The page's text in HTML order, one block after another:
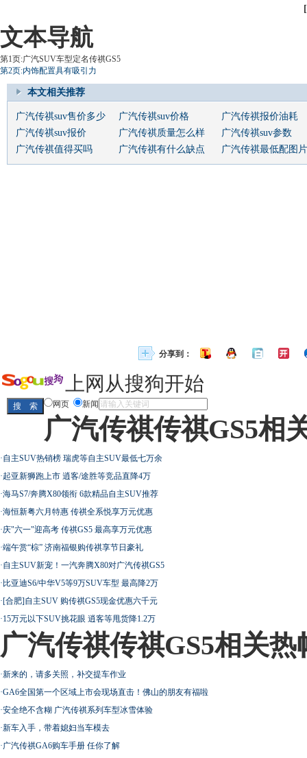
文本导航
第1页:广汽SUV车型定名传祺GS5
第2页:内饰配置具有吸引力
本文相关推荐
广汽传祺suv售价多少 广汽传祺suv价格
广汽传祺报价油耗
广汽传祺suv报价
广汽传祺质量怎么样
广汽传祺suv参数
广汽传祺值得买吗
广汽传祺有什么缺点 广汽传祺最低配图片
分享到：
上网从搜狗开始
网页 新闻
广汽传祺传祺GS5相
·自主SUV热销榜 瑞虎等自主SUV最低七万余
·起亚新狮跑上市 逍客/途胜等竞品直降4万
·海马S7/奔腾X80领衔 6款精品自主SUV推荐
·海恒新粤六月特惠 传祺全系悦享万元优惠
·庆"六一"迎高考 传祺GS5 最高享万元优惠
·端午赏“棕” 济南福银购传祺享节日豪礼
·自主SUV新宠！一汽奔腾X80对广汽传祺GS5
· 比亚迪S6/中华V5等9万SUV车型 最高降2万
·[合肥]自主SUV 购传祺GS5现金优惠六千元
·15万元以下SUV挑花眼 逍客等甩货降1.2万
广汽传祺传祺GS5相关热
·新来的，请多关照，补交提车作业
·GA6全国第一个区域上市会现场直击！佛山的朋友有福啦
·安全绝不含糊 广汽传祺系列车型冰雪体验
·新车入手，带着媳妇当车模去
·广汽传祺GA6购车手册 任你了解